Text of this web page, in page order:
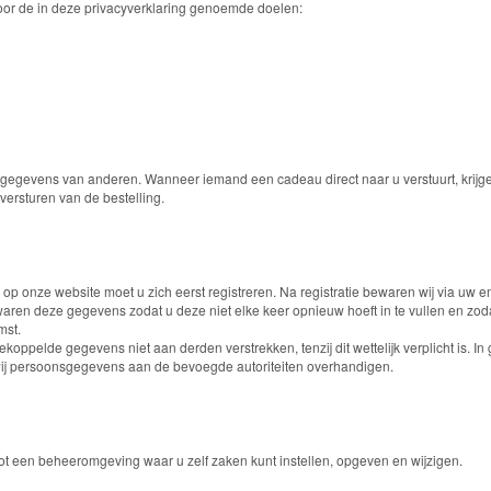
de in deze privacyverklaring genoemde doelen:
van anderen. Wanneer iemand een cadeau direct naar u verstuurt,
van de bestelling.
onze website moet u zich eerst registreren. Na registratie bewaren wij via uw
deze gegevens zodat u deze niet elke keer opnieuw hoeft in te vullen en
gegevens niet aan derden verstrekken, tenzij dit wettelijk verplicht is.
persoonsgegevens aan de bevoegde autoriteiten overhandigen.
een beheeromgeving waar u zelf zaken kunt instellen, opgeven en wijzigen.